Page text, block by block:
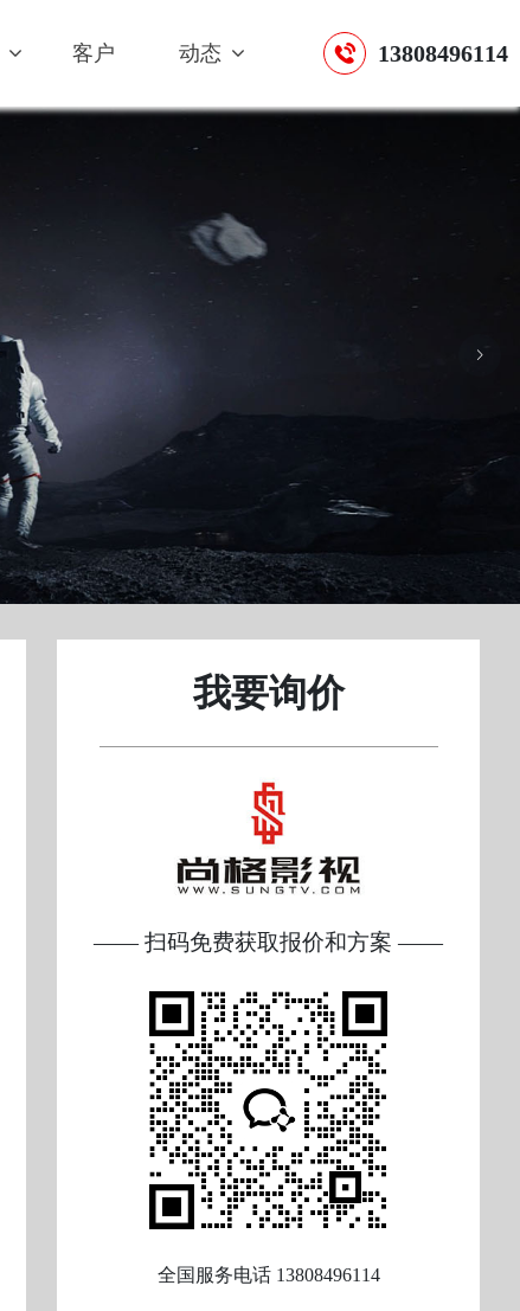
客户 动态 13808496114
我要询价
—— 扫码免费获取报价和方案 ——
全国服务电话 13808496114